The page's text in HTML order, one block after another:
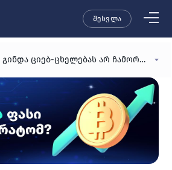
შესვლა
თუ გინდა ციებ-ცხელებას არ ჩამორჩე, როგორ იყიდი ბიტკოინს?